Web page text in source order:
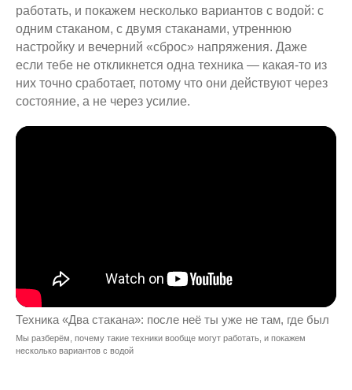
работать, и покажем несколько вариантов с водой: с
одним стаканом, с двумя стаканами, утреннюю
настройку и вечерний «сброс» напряжения. Даже
если тебе не откликнется одна техника — какая-то из
них точно сработает, потому что они действуют через
состояние, а не через усилие.
Техника «Два стакана»: после неё ты уже не там, где был
Мы разберём, почему такие техники вообще могут работать, и покажем
несколько вариантов с водой